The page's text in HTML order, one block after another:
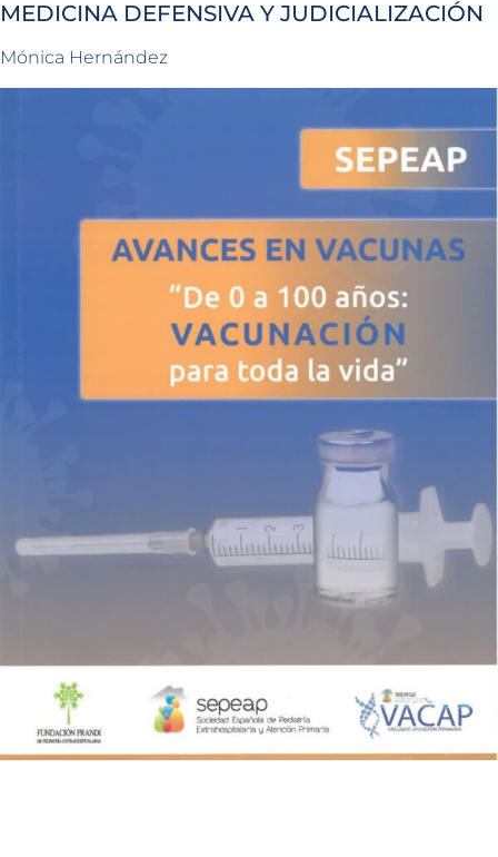
MEDICINA DEFENSIVA Y JUDICIALIZACIÓN
Mónica Hernández